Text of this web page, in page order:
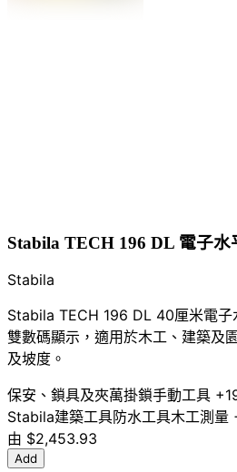
Stabila TECH 196 DL 電子水
Stabila
Stabila TECH 196 DL 40厘米電子
雙數碼顯示，適用於木工、建築及
及坡度。
保安、鎖具及夾萬掛鎖手動工具
Stabila建築工具防水工具木工測量
由 $2,453.93
Add